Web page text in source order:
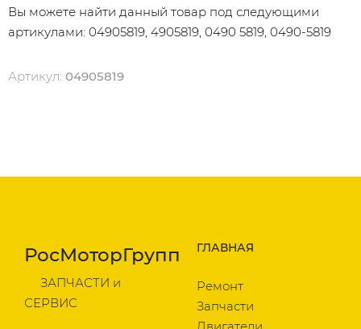
Вы можете найти данный товар под следующими
артикулами: 04905819, 4905819, 0490 5819, 0490-5819
Артикул: 04905819
РосМоторГрупп
ЗАПЧАСТИ и
СЕРВИС
ГЛАВНАЯ
Ремонт
Запчасти